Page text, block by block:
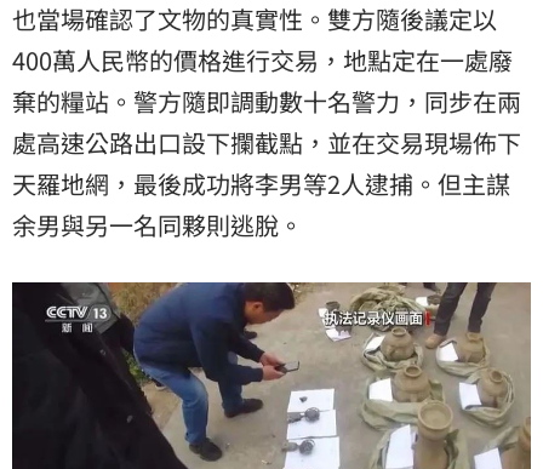
也當場確認了文物的真實性。雙方隨後議定以
400萬人民幣的價格進行交易，地點定在一處廢
棄的糧站。警方隨即調動數十名警力，同步在兩
處高速公路出口設下攔截點，並在交易現場佈下
天羅地網，最後成功將李男等2人逮捕。但主謀
余男與另一名同夥則逃脫。